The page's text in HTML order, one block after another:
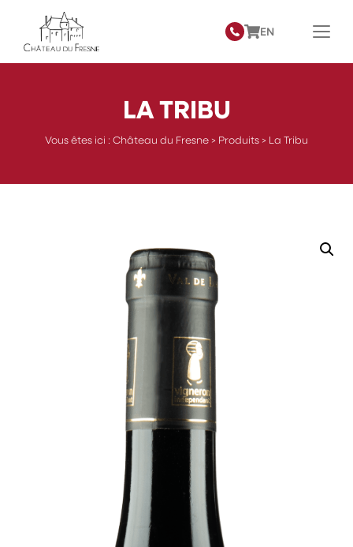
EN
LA TRIBU
Vous êtes ici : Château du Fresne > Produits > La Tribu